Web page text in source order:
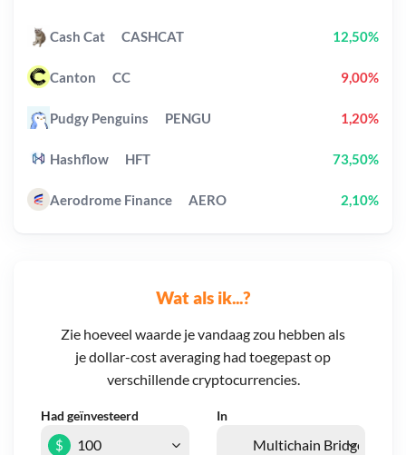
Wat als ik...?
Zie hoeveel waarde je vandaag zou hebben als
je dollar-cost averaging had toegepast op
verschillende cryptocurrencies.
Had geïnvesteerd In
$
Cash Cat CASHCAT 12,50%
Canton CC 9,00%
Pudgy Penguins PENGU 1,20%
Hashflow HFT 73,50%
Aerodrome Finance AERO 2,10%